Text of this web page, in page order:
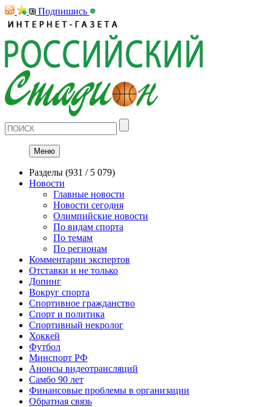
Подпишись
Меню
Разделы (931 / 5 079)
Новости
Главные новости
Новости сегодня
Олимпийские новости
По видам спорта
По темам
По регионам
Комментарии экспертов
Отставки и не только
Допинг
Вокруг спорта
Спортивное гражданство
Спорт и политика
Спортивный некролог
Хоккей
Футбол
Минспорт РФ
Анонсы видеотрансляций
Самбо 90 лет
Финансовые проблемы в организации
Обратная связь